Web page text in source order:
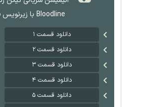
Bloodline با زیرنویس فارسی
دانلود قسمت ۱
دانلود قسمت ۲
دانلود قسمت ۳
دانلود قسمت ۴
دانلود قسمت ۵